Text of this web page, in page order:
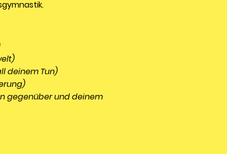
deinem Tun)
gegenüber und deinem